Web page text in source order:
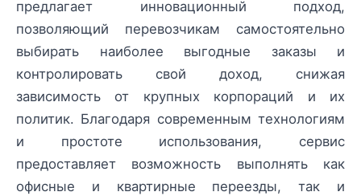
предлагает инновационный подход,
позволяющий перевозчикам самостоятельно
выбирать наиболее выгодные заказы и
контролировать свой доход, снижая
зависимость от крупных корпораций и их
политик. Благодаря современным технологиям
и простоте использования, сервис
предоставляет возможность выполнять как
офисные и квартирные переезды, так и